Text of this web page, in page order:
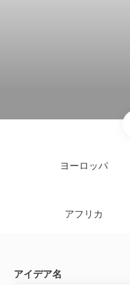
ヨーロッパ
アフリカ
アイデア名